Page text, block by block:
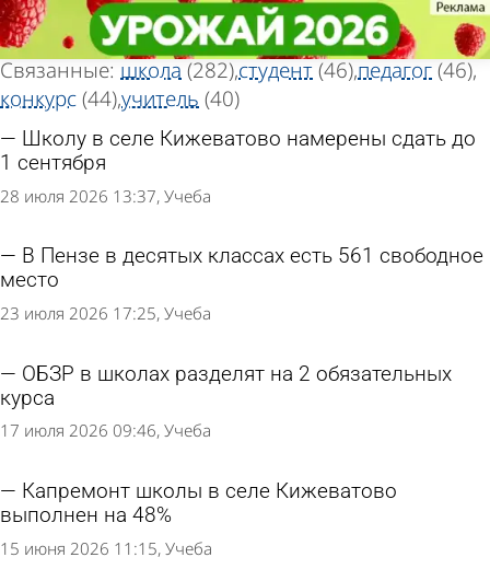
«Образование»
Тег новостей
Всего найдено 861 новость
Связанные: школа (282)студент(46)педагог(46)
конкурс(44)учитель (40)
Школу в селе Кижеватово намерены сдать до
1 сентября
28 июля 2026 13:37 Учеба
В Пензе в десятых классах есть 561 свободное
место
23 июля 2026 17:25 Учеба
ОБЗР в школах разделят на 2 обязательных
курса
17 июля 2026 09:46 Учеба
Капремонт школы в селе Кижеватово
выполнен на 48%
15 июня 2026 11:15 Учеба
«Образование»
Тег новостей